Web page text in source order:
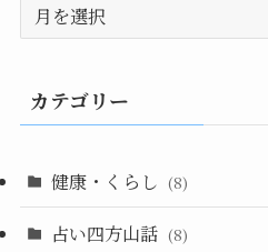
ー
ブ
カテゴリー
健康・くらし (8)
占い四方山話 (8)